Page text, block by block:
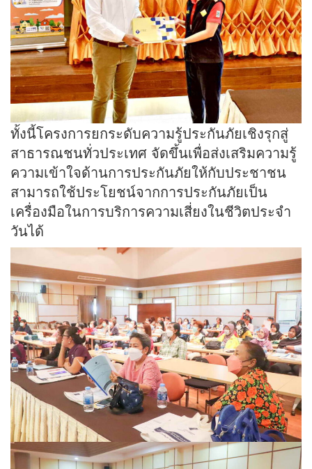
ทั้งนี้โครงการยกระดับความรู้ประกันภัยเชิงรุกสู่
สาธารณชนทั่วประเทศ จัดขึ้นเพื่อส่งเสริมความรู้
ความเข้าใจด้านการประกันภัยให้กับประชาชน
สามารถใช้ประโยชน์จากการประกันภัยเป็น
เครื่องมือในการบริการความเสี่ยงในชีวิตประจำ
วันได้